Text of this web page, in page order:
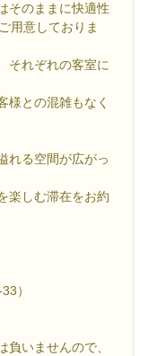
そのままに快適性
用意しておりま
それぞれの客室に
様との混雑もなく
れる空間が広がっ
楽しむ滞在をお約
）
いませんので、